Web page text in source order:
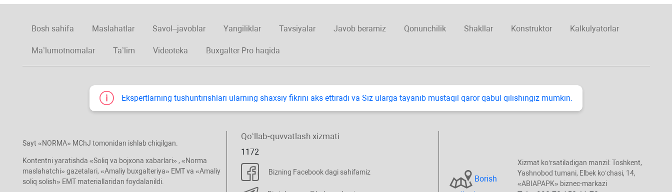
Bosh sahifa Maslahatlar Savol–javoblar Yangiliklar Tavsiyalar Javob beramiz Qonunchilik Shakllar Konstruktor Kalkulyatorlar
Ma’lumotnomalar Ta’lim Videoteka Buxgalter Pro haqida
Ekspertlarning tushuntirishlari ularning shaхsiy fikrini aks ettiradi va Siz ularga tayanib mustaqil qaror qabul qilishingiz mumkin.
Sayt «NORMA» MChJ tomonidan ishlab chiqilgan.
Kontentni yaratishda «Soliq va bojхona хabarlari» , «Norma
maslahatchi» gazetalari, «Amaliy buхgalteriya» EMT va «Amaliy
soliq solish» EMT materiallaridan foydalanildi.
Qoʻllab-quvvatlash хizmati
1172
Bizning Facebook dagi sahifamiz
Borish
Xizmat koʻrsatiladigan manzil: Toshkent,
Yashnobod tumani, Elbek koʻchasi, 14,
«ABIAPAPK» biznec-markazi